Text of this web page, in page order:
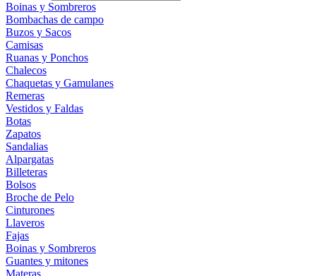
Boinas y Sombreros
Bombachas de campo
Buzos y Sacos
Camisas
Ruanas y Ponchos
Chalecos
Chaquetas y Gamulanes
Remeras
Vestidos y Faldas
Botas
Zapatos
Sandalias
Alpargatas
Billeteras
Bolsos
Broche de Pelo
Cinturones
Llaveros
Fajas
Boinas y Sombreros
Guantes y mitones
Materas